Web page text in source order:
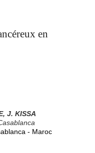
en
J. KISSA
- Maroc